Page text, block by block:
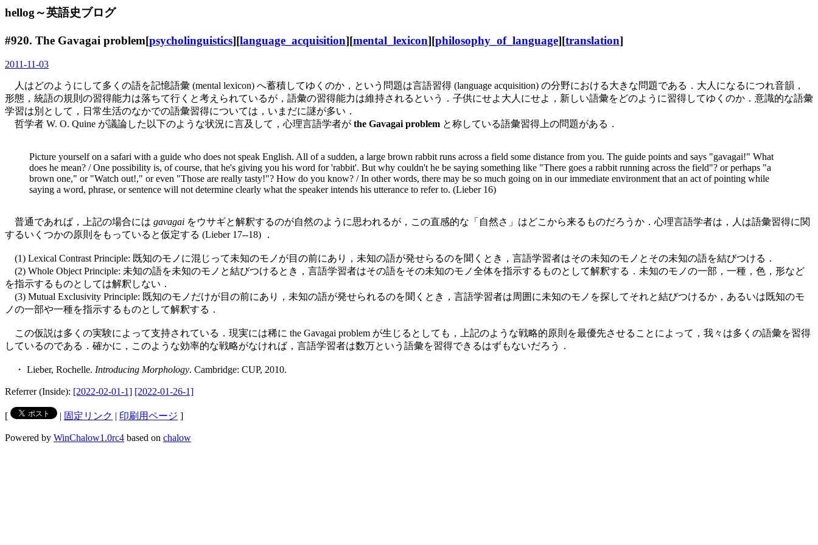
hellog～英語史ブログ
#920. The Gavagai problem[psycholinguistics][language_acquisition][mental_lexicon][philosophy_of_language][translation]
2011-11-03
人はどのようにして多くの語を記憶語彙 (mental lexicon) へ蓄積してゆくのか，という問題は言語習得 (language acquisition) の分野における大きな問題である．大人になるにつれ音韻，
形態，統語の規則の習得能力は落ちて行くと考えられているが，語彙の習得能力は維持されるという．子供にせよ大人にせよ，新しい語彙をどのように習得してゆくのか．意識的な語彙
学習は別として，日常生活のなかでの語彙習得については，いまだに謎が多い．
哲学者 W. O. Quine が議論した以下のような状況に言及して，心理言語学者が the Gavagai problem と称している語彙習得上の問題がある．
Picture yourself on a safari with a guide who does not speak English. All of a sudden, a large brown rabbit runs across a field some distance from you. The guide points and says "gavagai!" What
does he mean? / One possibility is, of course, that he's giving you his word for 'rabbit'. But why couldn't he be saying something like "There goes a rabbit running across the field"? or perhaps "a
brown one," or "Watch out!," or even "Those are really tasty!"? How do you know? / In other words, there may be so much going on in our immediate environment that an act of pointing while
saying a word, phrase, or sentence will not determine clearly what the speaker intends his utterance to refer to. (Lieber 16)
普通であれば，上記の場合には gavagai をウサギと解釈するのが自然のように思われるが，この直感的な「自然さ」はどこから来るものだろうか．心理言語学者は，人は語彙習得に関
するいくつかの原則をもっていると仮定する (Lieber 17--18) ．
(1) Lexical Contrast Principle: 既知のモノに混じって未知のモノが目の前にあり，未知の語が発せらるのを聞くとき，言語学習者はその未知のモノとその未知の語を結びつける．
(2) Whole Object Principle: 未知の語を未知のモノと結びつけるとき，言語学習者はその語をその未知のモノ全体を指示するものとして解釈する．未知のモノの一部，一種，色，形など
を指示するものとしては解釈しない．
(3) Mutual Exclusivity Principle: 既知のモノだけが目の前にあり，未知の語が発せられるのを聞くとき，言語学習者は周囲に未知のモノを探してそれと結びつけるか，あるいは既知のモ
ノの一部や一種を指示するものとして解釈する．
この仮説は多くの実験によって支持されている．現実には稀に the Gavagai problem が生じるとしても，上記のような戦略的原則を最優先させることによって，我々は多くの語彙を習得
しているのである．確かに，このような効率的な戦略がなければ，言語学習者は数万という語彙を習得できるはずもないだろう．
・ Lieber, Rochelle. Introducing Morphology. Cambridge: CUP, 2010.
Referrer (Inside): [2022-02-01-1] [2022-01-26-1]
[ | 固定リンク | 印刷用ページ ]
Powered by WinChalow1.0rc4 based on chalow